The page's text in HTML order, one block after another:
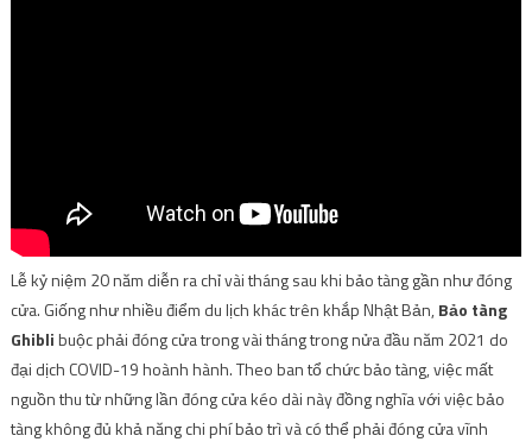
Lễ kỷ niệm 20 năm diễn ra chỉ vài tháng sau khi bảo tàng gần như đóng
cửa. Giống như nhiều điểm du lịch khác trên khắp Nhật Bản,Bảo tàng
Ghiblibuộc phải đóng cửa trong vài tháng trong nửa đầu năm 2021 do
đại dịch COVID-19 hoành hành. Theo ban tổ chức bảo tàng, việc mất
nguồn thu từ những lần đóng cửa kéo dài này đồng nghĩa với việc bảo
tàng không đủ khả năng chi phí bảo trì và có thể phải đóng cửa vĩnh